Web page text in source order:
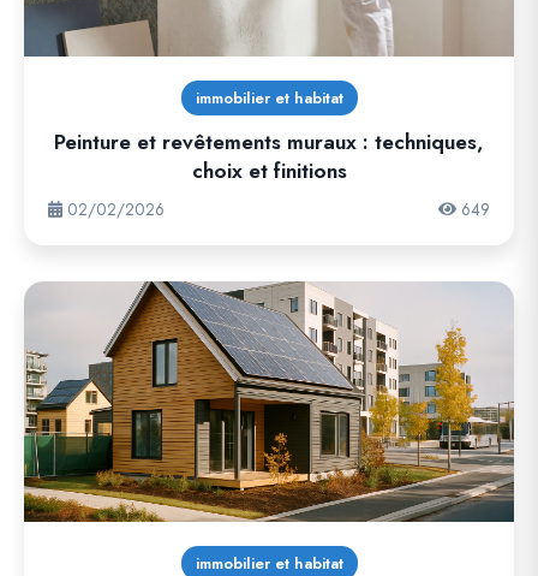
immobilier et habitat
Peinture et revêtements muraux : techniques,
choix et finitions
02/02/2026 649
immobilier et habitat